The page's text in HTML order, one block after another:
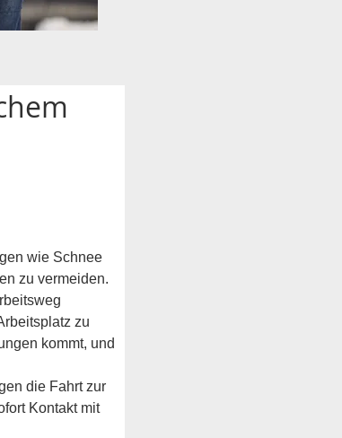
wie Schnee
zu vermeiden.
zu
kommt, und
die Fahrt zur
Kontakt mit